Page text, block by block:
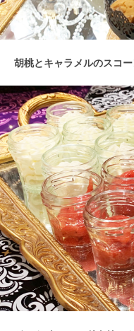
胡桃とキャラメルのスコ